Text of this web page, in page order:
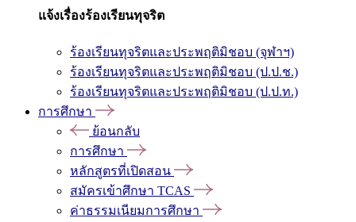
แจ้งเรื่องร้องเรียนทุจริต
ร้องเรียนทุจริตและประพฤติมิชอบ (จุฬาฯ)
ร้องเรียนทุจริตและประพฤติมิชอบ (ป.ป.ช.)
ร้องเรียนทุจริตและประพฤติมิชอบ (ป.ป.ท.)
การศึกษา
ย้อนกลับ
การศึกษา
หลักสูตรที่เปิดสอน
สมัครเข้าศึกษา TCAS
ค่าธรรมเนียมการศึกษา